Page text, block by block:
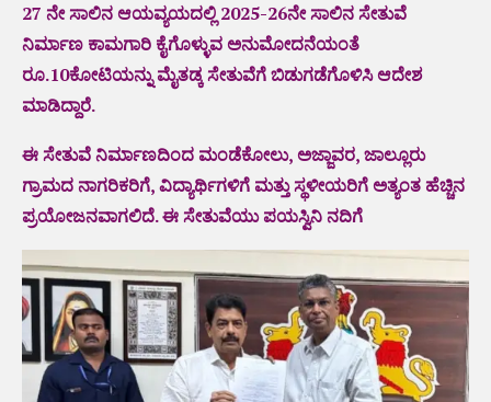
27 ನೇ ಸಾಲಿನ ಆಯವ್ಯಯದಲ್ಲಿ 2025-26ನೇ ಸಾಲಿನ ಸೇತುವೆ
ನಿರ್ಮಾಣ ಕಾಮಗಾರಿ ಕೈಗೊಳ್ಳುವ ಅನುಮೋದನೆಯಂತೆ
ರೂ.10ಕೋಟಿಯನ್ನು ಮೈತಡ್ಕ ಸೇತುವೆಗೆ ಬಿಡುಗಡೆಗೊಳಿಸಿ ಆದೇಶ
ಮಾಡಿದ್ದಾರೆ.
ಈ ಸೇತುವೆ ನಿರ್ಮಾಣದಿಂದ ಮಂಡೆಕೋಲು, ಅಜ್ಜಾವರ, ಜಾಲ್ಲೂರು
ಗ್ರಾಮದ ನಾಗರಿಕರಿಗೆ, ವಿದ್ಯಾರ್ಥಿಗಳಿಗೆ ಮತ್ತು ಸ್ಥಳೀಯರಿಗೆ ಅತ್ಯಂತ ಹೆಚ್ಚಿನ
ಪ್ರಯೋಜನವಾಗಲಿದೆ. ಈ ಸೇತುವೆಯು ಪಯಸ್ವಿನಿ ನದಿಗೆ